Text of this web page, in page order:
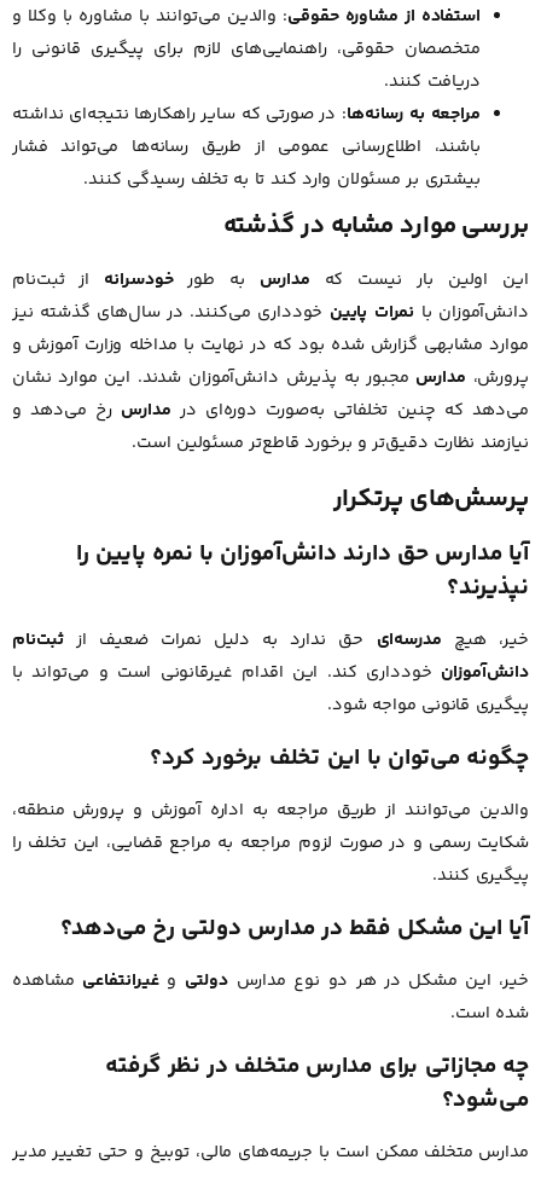
استفاده از مشاوره حقوقی: والدین می‌توانند با مشاوره با وکلا و
متخصصان حقوقی، راهنمایی‌های لازم برای پیگیری قانونی را
دریافت کنند.
مراجعه به رسانه‌ها: در صورتی که سایر راهکارها نتیجه‌ای نداشته
باشند، اطلاع‌رسانی عمومی از طریق رسانه‌ها می‌تواند فشار
بیشتری بر مسئولان وارد کند تا به تخلف رسیدگی کنند.
بررسی موارد مشابه در گذشته
این اولین بار نیست که مدارس به طورخودسرانه از ثبت‌نام
دانش‌آموزان با نمرات پایین خودداری می‌کنند. در سال‌های گذشته نیز
موارد مشابهی گزارش شده بود که در نهایت با مداخله وزارت آموزش و
پرورش، مدارس مجبور به پذیرش دانش‌آموزان شدند. این موارد نشان
می‌دهد که چنین تخلفاتی به‌صورت دوره‌ای در مدارس رخ می‌دهد و
نیازمند نظارت دقیق‌تر و برخورد قاطع‌تر مسئولین است.
پرسش‌های پرتکرار
آیا مدارس حق دارند دانش‌آموزان با نمره پایین را
نپذیرند؟
خیر، هیچ مدرسه‌ای حق ندارد به دلیل نمرات ضعیف ازثبت‌نام
دانش‌آموزان خودداری کند. این اقدام غیرقانونی است و می‌تواند با
پیگیری قانونی مواجه شود.
چگونه می‌توان با این تخلف برخورد کرد؟
والدین می‌توانند از طریق مراجعه به اداره آموزش و پرورش منطقه،
شکایت رسمی و در صورت لزوم مراجعه به مراجع قضایی، این تخلف را
پیگیری کنند.
آیا این مشکل فقط در مدارس دولتی رخ می‌دهد؟
خیر، این مشکل در هر دو نوع مدارس دولتی وغیرانتفاعی مشاهده
شده است.
چه مجازاتی برای مدارس متخلف در نظر گرفته
می‌شود؟
مدارس متخلف ممکن است با جریمه‌های مالی، توبیخ و حتی تغییر مدیر